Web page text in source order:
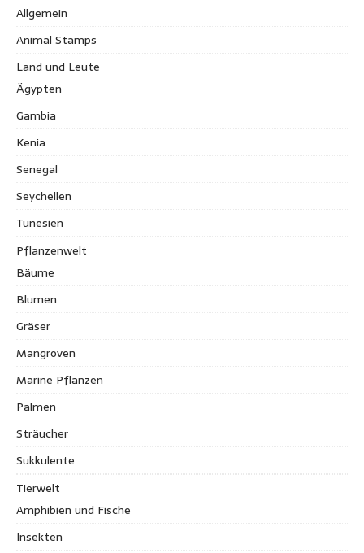
Allgemein
Animal Stamps
Land und Leute
Ägypten
Gambia
Kenia
Senegal
Seychellen
Tunesien
Pflanzenwelt
Bäume
Blumen
Gräser
Mangroven
Marine Pflanzen
Palmen
Sträucher
Sukkulente
Tierwelt
Amphibien und Fische
Insekten